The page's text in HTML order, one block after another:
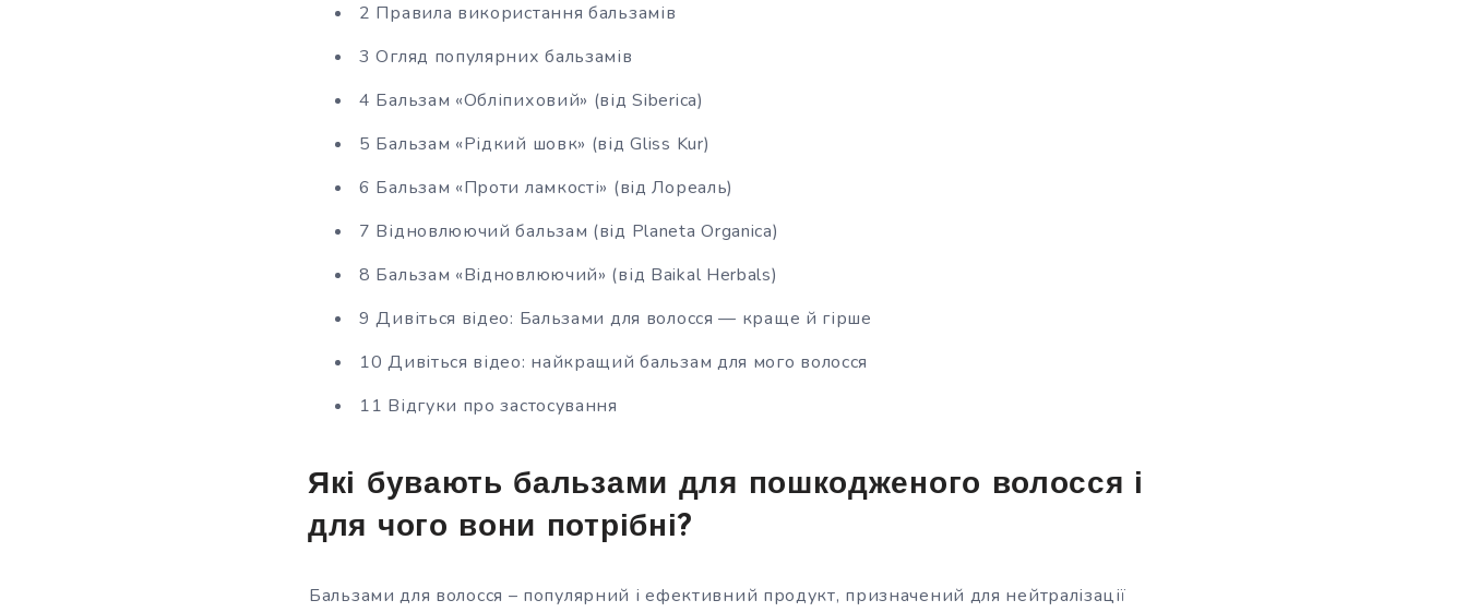
2 Правила використання бальзамів
3 Огляд популярних бальзамів
4 Бальзам «Обліпиховий» (від Siberica)
5 Бальзам «Рідкий шовк» (від Gliss Kur)
6 Бальзам «Проти ламкості» (від Лореаль)
7 Відновлюючий бальзам (від Planeta Organica)
8 Бальзам «Відновлюючий» (від Baikal Herbals)
9 Дивіться відео: Бальзами для волосся — краще й гірше
10 Дивіться відео: найкращий бальзам для мого волосся
11 Відгуки про застосування
Які бувають бальзами для пошкодженого волосся і
для чого вони потрібні?
Бальзами для волосся – популярний і ефективний продукт, призначений для нейтралізації